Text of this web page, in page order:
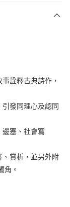
詮釋古典詩作，
發同理心及認同
塞、社會寫
賞析，並另外附
角。